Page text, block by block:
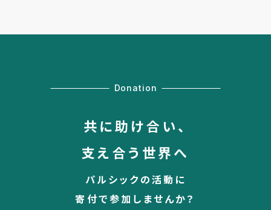
Donation
共に助け合い、
支え合う世界へ
パルシックの活動に
寄付で参加しませんか？